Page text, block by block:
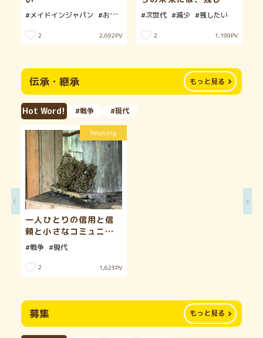
#メイドインジャパン #おもいやり #やさしさ
2 2,692PV
い
#次世代 #減少 #残したい
2 1,199PV
伝承・継承 もっと見る
Hot Word! #戦争 #現代
一人ひとりの信用と信
頼と小さなコミュニテ
ィが社会を変える
#戦争 #現代
2 1,623PV
housing
募集 もっと見る